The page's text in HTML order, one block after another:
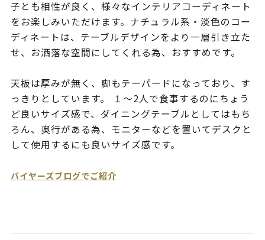
子とも相性が良く、様々なインテリアコーディネート
をお楽しみいただけます。ナチュラル系・淡色のコー
ディネートは、テーブルデザインをより一層引き立た
せ、お洒落な空間にしてくれる為、おすすめです。
天板は厚みが無く、脚もテーパードになっており、す
っきりとしています。 １～2人で食事するのにちょう
ど良いサイズ感で、ダイニングテーブルとしてはもち
ろん、奥行がある為、モニターなどを置いてデスクと
して使用するにも良いサイズ感です。
バイヤーズブログでご紹介